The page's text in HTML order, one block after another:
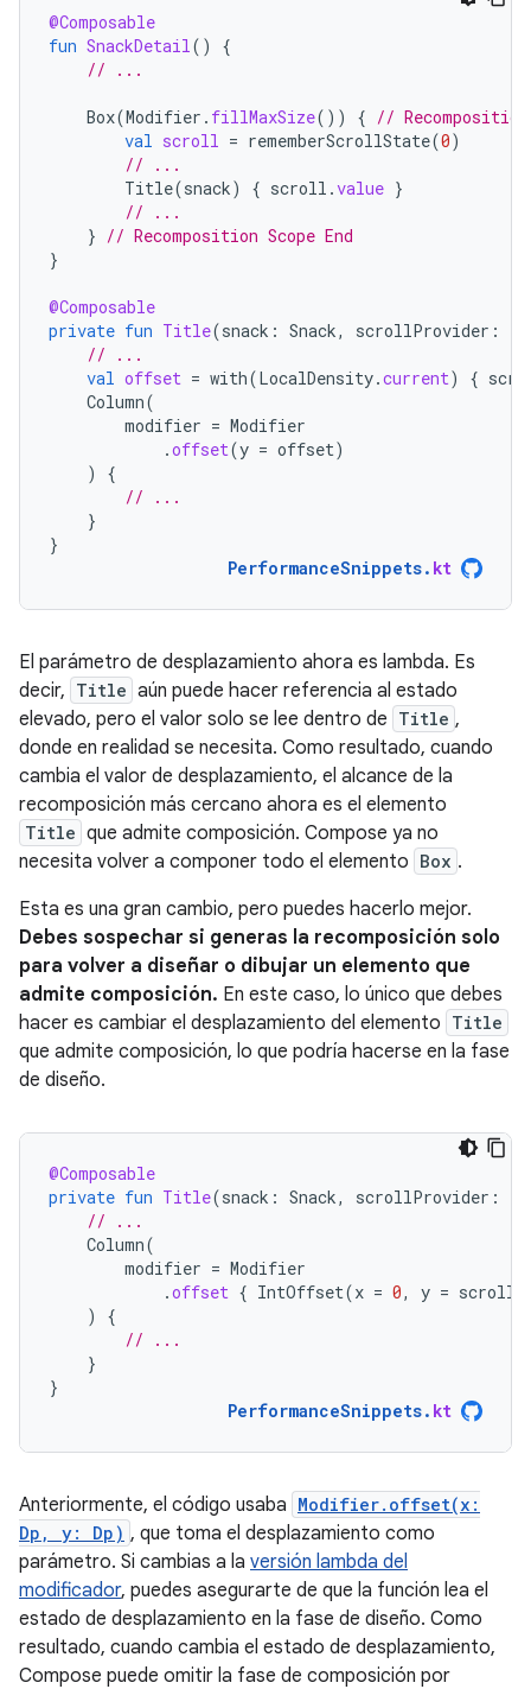
@Composable
fun SnackDetail()
{
// ...
Box(Modifier . fillMaxSize()) { //
val scroll = rememberScrollState(0)
// ...
Title(snack) { scroll .value }
// ...
} // Recomposition Scope End
}
@Composable
private fun Title(snack : Snack, scrollProvider :
// ...
val offset = with(LocalDensity.current) {
Column(
modifier = Modifier
.offset(y = offset)
)
{
// ...
}
}
PerformanceSnippets. kt
El parámetro de desplazamiento ahora es lambda. Es
decir, Title aún puede hacer referencia al estado
elevado, pero el valor solo se lee dentro de Title ,
donde en realidad se necesita. Como resultado, cuando
cambia el valor de desplazamiento, el alcance de la
recomposición más cercano ahora es el elemento
Title que admite composición. Compose ya no
necesita volver a componer todo el elemento Box .
Esta es una gran cambio, pero puedes hacerlo mejor.
Debes sospechar si generas la recomposición solo
para volver a diseñar o dibujar un elemento que
admite composición. En este caso, lo único que debes
hacer es cambiar el desplazamiento del elemento Title
que admite composición, lo que podría hacerse en la fase
de diseño.
@Composable
private fun Title(snack : Snack, scrollProvider :
// ...
Column(
modifier = Modifier
.offset { IntOffset(x = 0, y =
)
{
// ...
}
}
PerformanceSnippets. kt
Anteriormente, el código usaba Modifier.offset(x:
Dp, y: Dp) , que toma el desplazamiento como
parámetro. Si cambias a la versión lambda del
modificador, puedes asegurarte de que la función lea el
estado de desplazamiento en la fase de diseño. Como
resultado, cuando cambia el estado de desplazamiento,
Compose puede omitir la fase de composición por